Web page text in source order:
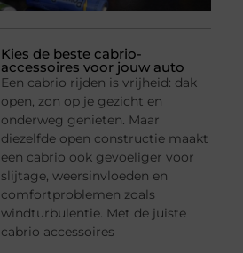
Kies de beste cabrio-
accessoires voor jouw auto
Een cabrio rijden is vrijheid: dak
open, zon op je gezicht en
onderweg genieten. Maar
diezelfde open constructie maakt
een cabrio ook gevoeliger voor
slijtage, weersinvloeden en
comfortproblemen zoals
windturbulentie. Met de juiste
cabrio accessoires